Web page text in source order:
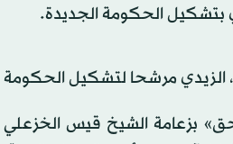
بتشكيل الحكومة الجديدة.
الزيدي مرشحا لتشكيل
بزعامة الشيخ قيس الخزعلي